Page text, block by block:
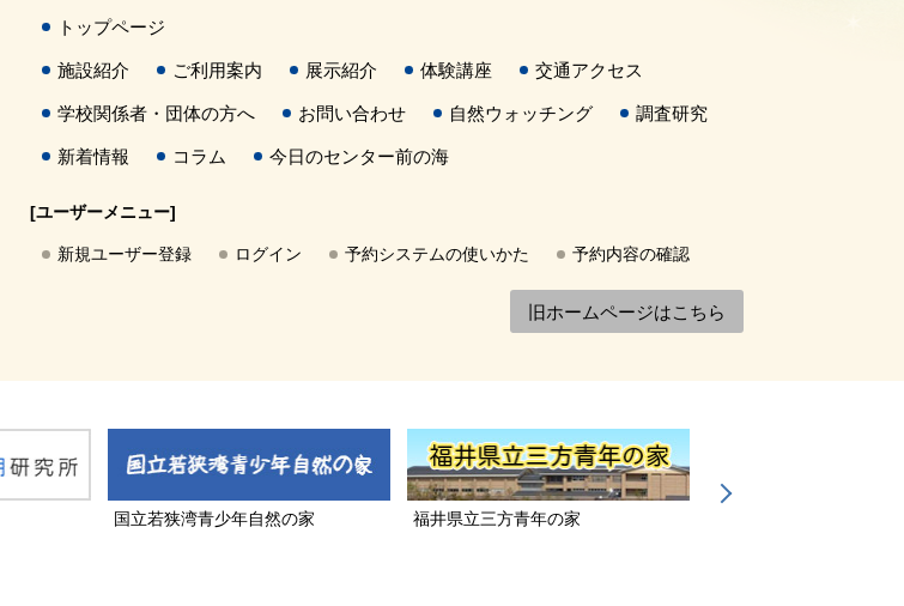
トップページ
施設紹介 ご利用案内 展示紹介 体験講座 交通アクセス
学校関係者・団体の方へ お問い合わせ 自然ウォッチング 調査研究
新着情報 コラム 今日のセンター前の海
[ユーザーメニュー]
新規ユーザー登録 ログイン 予約システムの使いかた 予約内容の確認
旧ホームページはこちら
国立若狭湾青少年自然の家 福井県立三方青年の家